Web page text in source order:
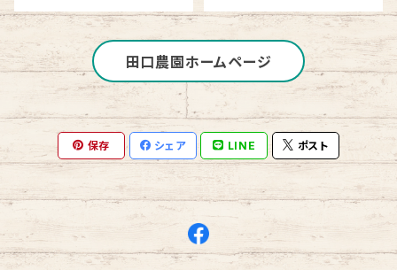
田口農園ホームページ
保存 シェア LINE ポスト